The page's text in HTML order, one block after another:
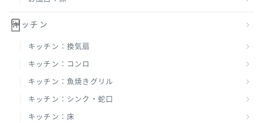
キッチン
キッチン：換気扇
キッチン：コンロ
キッチン：魚焼きグリル
キッチン：シンク・蛇口
キッチン：床